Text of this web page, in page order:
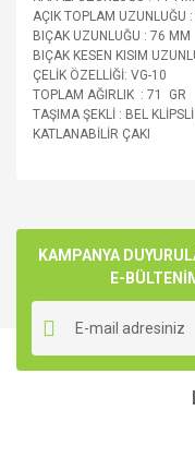
AÇIK TOPLAM UZUNLUĞU
BIÇAK UZUNLUĞU : 76 MM
BIÇAK KESEN KISIM
ÇELİK ÖZELLİĞİ: VG-10
TOPLAM AĞIRLIK : 71 GR
TAŞIMA ŞEKLİ : BEL
KATLANABİLİR ÇAKI
kullanarak tarafımıza
Görüş ve önerileriniz
Ürün resmi
Ürün
Ürün bilgilerinde
Ürün fiyatı diğer
KAMPANYA
E-